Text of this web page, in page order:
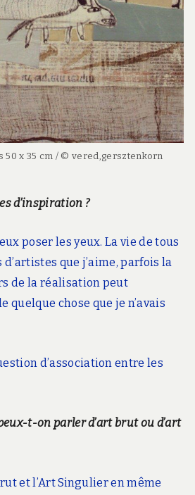
50 x 35 cm / © vered,gersztenkorn
d’inspiration ?
poser les yeux. La vie de tous
que j’aime, parfois la
de la réalisation peut
quelque chose que je n’avais
d’association entre les
t-on parler d’art brut ou d’art
et l’Art Singulier en même